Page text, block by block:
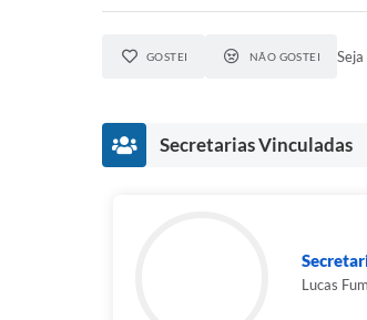
GOSTEI NÃO GOSTEI
Secretarias Vinculadas
Lucas